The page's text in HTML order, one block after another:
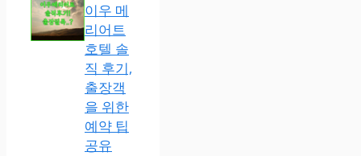
이우 메
리어트
호텔 솔
직 후기,
출장객
을 위한
예약 팁
공유